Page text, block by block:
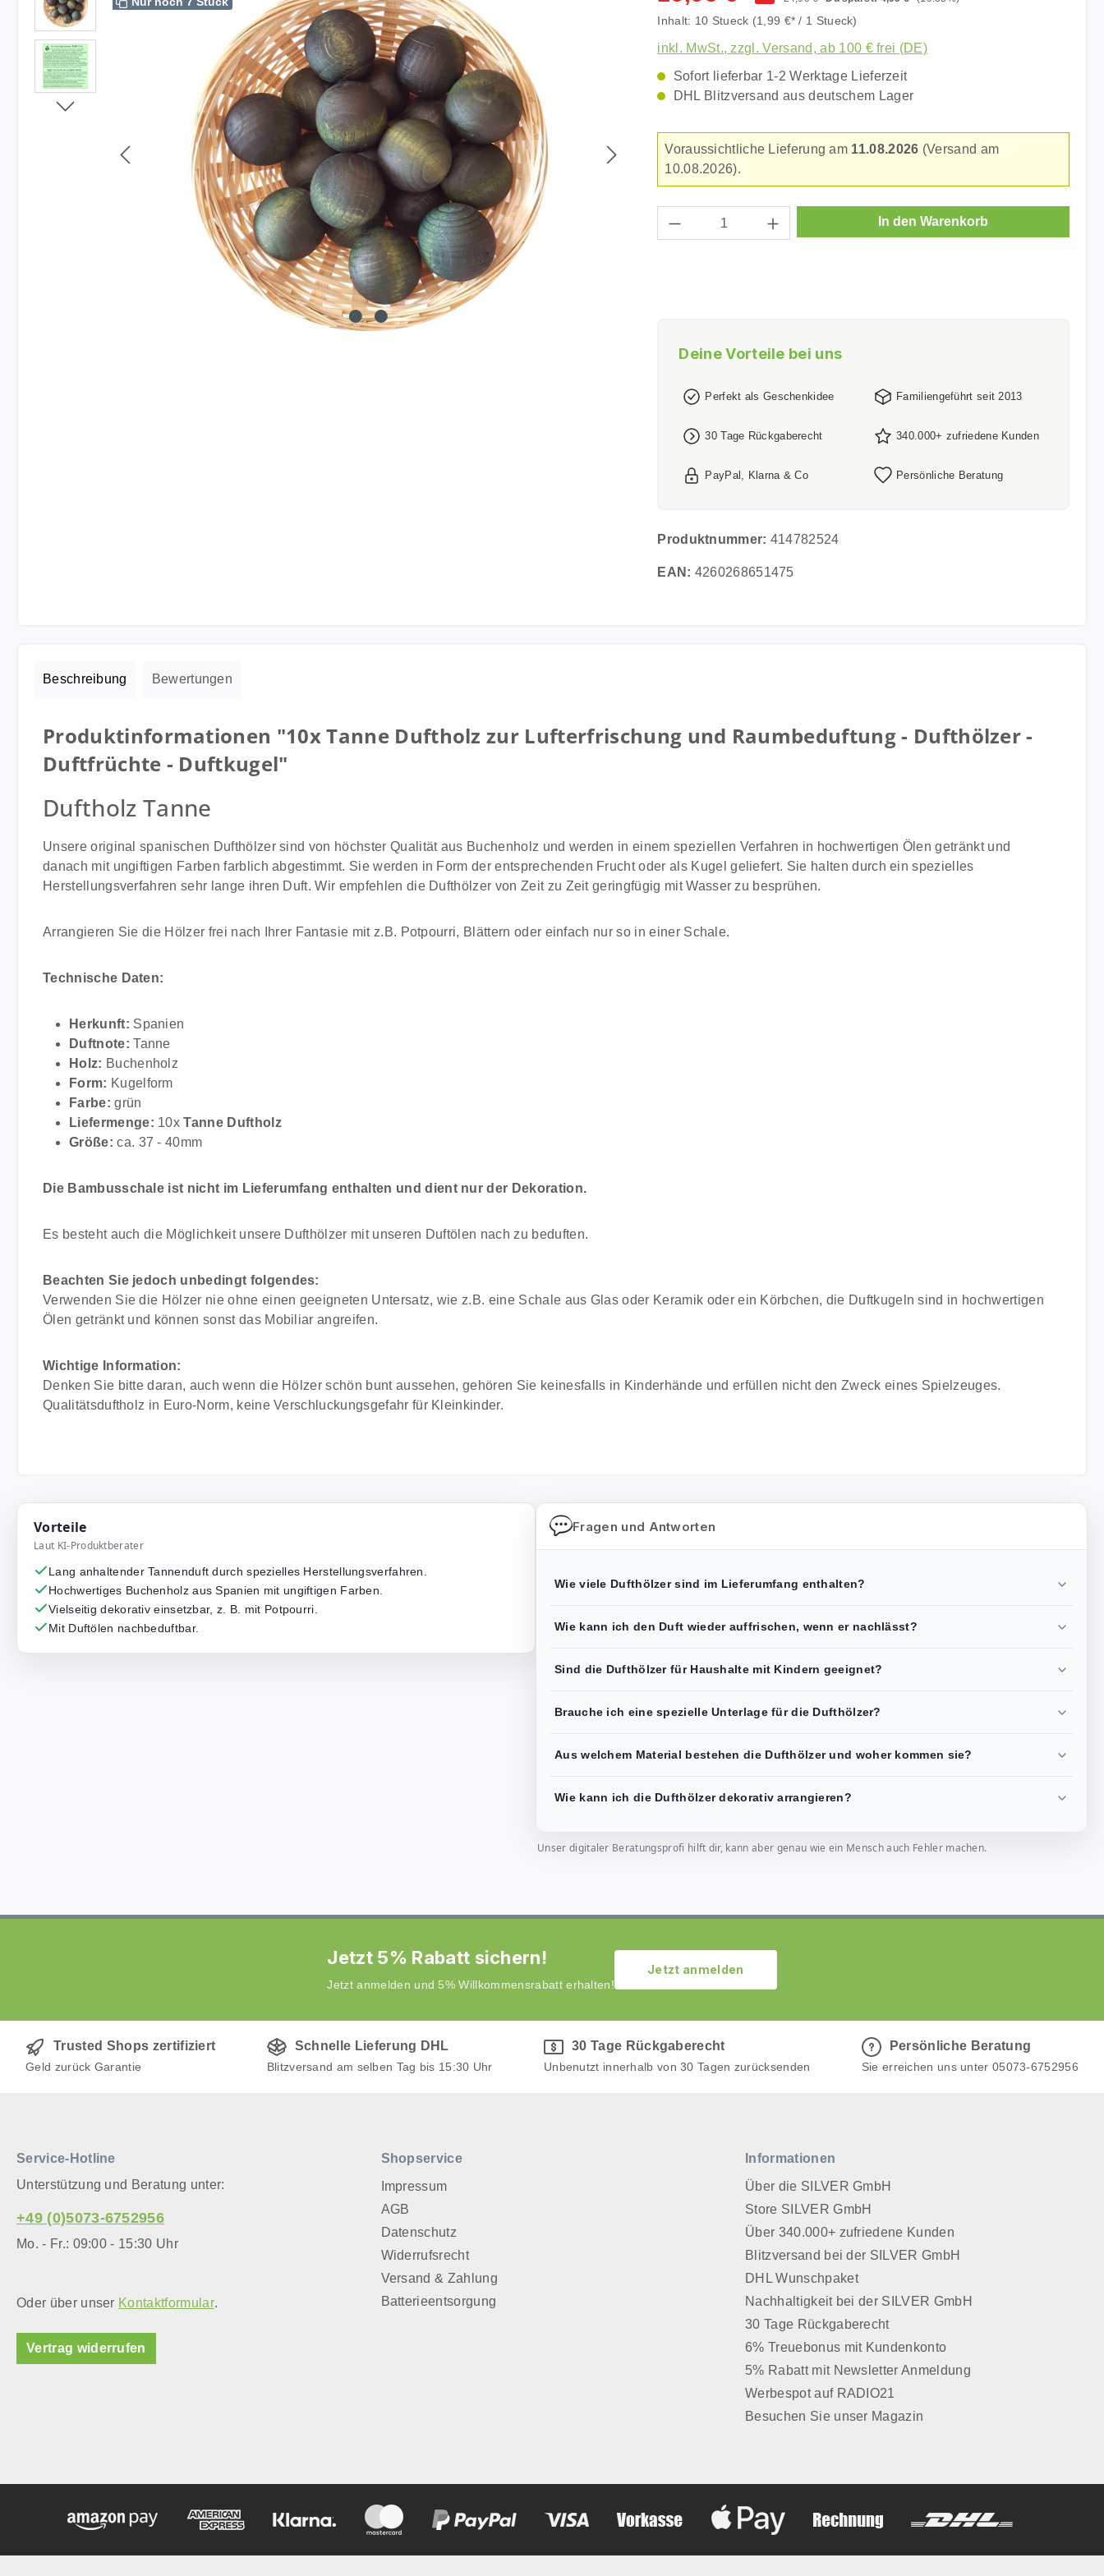
Inhalt: 10 Stueck (1,99 €* / 1 Stueck)
inkl. MwSt., zzgl. Versand, ab 100 € frei (DE)
Sofort lieferbar 1-2 Werktage Lieferzeit
DHL Blitzversand aus deutschem Lager
Voraussichtliche Lieferung am 11.08.2026 (Versand am
10.08.2026).
Produkt Anzahl: Gib den gewünschten Wert ein
In den Warenkorb
Deine Vorteile bei uns
Perfekt als Geschenkidee Familiengeführt seit 2013
30 Tage Rückgaberecht 340.000+ zufriedene Kunden
PayPal, Klarna & Co Persönliche Beratung
Produktnummer: 414782524
EAN: 4260268651475
Beschreibung Bewertungen
Produktinformationen "10x Tanne Duftholz zur Lufterfrischung und Raumbeduftung - Dufthölzer -
Duftfrüchte - Duftkugel"
Duftholz Tanne
Unsere original spanischen Dufthölzer sind von höchster Qualität aus Buchenholz und werden in einem speziellen Verfahren in hochwertigen Ölen getränkt und
danach mit ungiftigen Farben farblich abgestimmt. Sie werden in Form der entsprechenden Frucht oder als Kugel geliefert. Sie halten durch ein spezielles
Herstellungsverfahren sehr lange ihren Duft. Wir empfehlen die Dufthölzer von Zeit zu Zeit geringfügig mit Wasser zu besprühen.
Arrangieren Sie die Hölzer frei nach Ihrer Fantasie mit z.B. Potpourri, Blättern oder einfach nur so in einer Schale.
Technische Daten:
Herkunft: Spanien
Duftnote: Tanne
Holz: Buchenholz
Form: Kugelform
Farbe: grün
Liefermenge: 10xTanne Duftholz
Größe: ca. 37 - 40mm
Die Bambusschale ist nicht im Lieferumfang enthalten und dient nur der Dekoration.
Es besteht auch die Möglichkeit unsere Dufthölzer mit unseren Duftölen nach zu beduften.
Beachten Sie jedoch unbedingt folgendes:
Verwenden Sie die Hölzer nie ohne einen geeigneten Untersatz, wie z.B. eine Schale aus Glas oder Keramik oder ein Körbchen, die Duftkugeln sind in hochwertigen
Ölen getränkt und können sonst das Mobiliar angreifen.
Wichtige Information:
Denken Sie bitte daran, auch wenn die Hölzer schön bunt aussehen, gehören Sie keinesfalls in Kinderhände und erfüllen nicht den Zweck eines Spielzeuges.
Qualitätsduftholz in Euro-Norm, keine Verschluckungsgefahr für Kleinkinder.
Vorteile
Laut KI-Produktberater
Lang anhaltender Tannenduft durch spezielles Herstellungsverfahren.
Hochwertiges Buchenholz aus Spanien mit ungiftigen Farben.
Vielseitig dekorativ einsetzbar, z. B. mit Potpourri.
Mit Duftölen nachbeduftbar.
Fragen und Antworten
Wie viele Dufthölzer sind im Lieferumfang enthalten?
Wie kann ich den Duft wieder auffrischen, wenn er nachlässt?
Sind die Dufthölzer für Haushalte mit Kindern geeignet?
Brauche ich eine spezielle Unterlage für die Dufthölzer?
Aus welchem Material bestehen die Dufthölzer und woher kommen sie?
Wie kann ich die Dufthölzer dekorativ arrangieren?
Unser digitaler Beratungsprofi hilft dir, kann aber genau wie ein Mensch auch Fehler machen.
Jetzt 5% Rabatt sichern!
Jetzt anmelden und 5% Willkommensrabatt erhalten!
Jetzt anmelden
Trusted Shops zertifiziert
Geld zurück Garantie
Schnelle Lieferung DHL
Blitzversand am selben Tag bis 15:30 Uhr
30 Tage Rückgaberecht
Unbenutzt innerhalb von 30 Tagen zurücksenden
Persönliche Beratung
Sie erreichen uns unter 05073-6752956
Service-Hotline
Unterstützung und Beratung unter:
+49 (0)5073-6752956
Mo. - Fr.: 09:00 - 15:30 Uhr
Oder über unser Kontaktformular.
Vertrag widerrufen
Shopservice
Impressum
AGB
Datenschutz
Widerrufsrecht
Versand & Zahlung
Batterieentsorgung
Informationen
Über die SILVER GmbH
Store SILVER GmbH
Über 340.000+ zufriedene Kunden
Blitzversand bei der SILVER GmbH
DHL Wunschpaket
Nachhaltigkeit bei der SILVER GmbH
30 Tage Rückgaberecht
6% Treuebonus mit Kundenkonto
5% Rabatt mit Newsletter Anmeldung
Werbespot auf RADIO21
Besuchen Sie unser Magazin